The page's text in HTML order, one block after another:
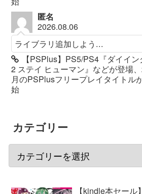
匿名
2026.08.06
ライブラリ追加しよう...
【PSPlus】PS5/PS4『ダイイン
2 ステイ ヒューマン』などが登場
月のPSPlusフリープレイタイトル
始
カテゴリー
【kindle本セール